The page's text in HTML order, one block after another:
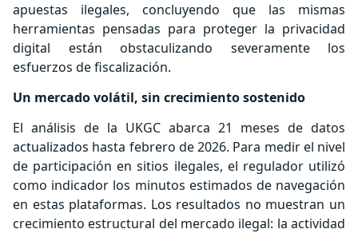
apuestas ilegales, concluyendo que las mismas
herramientas pensadas para proteger la privacidad
digital están obstaculizando severamente los
esfuerzos de fiscalización.
Un mercado volátil, sin crecimiento sostenido
El análisis de la UKGC abarca 21 meses de datos
actualizados hasta febrero de 2026. Para medir el nivel
de participación en sitios ilegales, el regulador utilizó
como indicador los minutos estimados de navegación
en estas plataformas. Los resultados no muestran un
crecimiento estructural del mercado ilegal: la actividad